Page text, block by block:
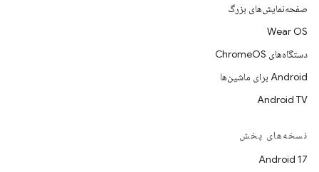
صفحه‌نمایش‌های بزرگ
Wear OS
دستگاه‌های ChromeOS
Android برای ماشین‌ها
Android TV
نسخه‌های پخش
Android 17